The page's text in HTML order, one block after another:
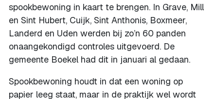
spookbewoning in kaart te brengen. In Grave, Mill
en Sint Hubert, Cuijk, Sint Anthonis, Boxmeer,
Landerd en Uden werden bij zo’n 60 panden
onaangekondigd controles uitgevoerd. De
gemeente Boekel had dit in januari al gedaan.
Spookbewoning houdt in dat een woning op
papier leeg staat, maar in de praktijk wel wordt